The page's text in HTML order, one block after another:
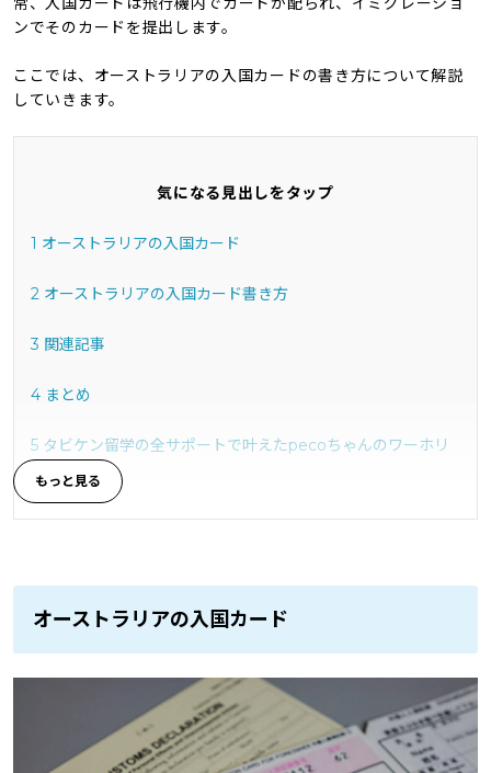
ンでそのカードを提出します。
ここでは、オーストラリアの入国カードの書き方について解説
していきます。
気になる見出しをタップ
1 オーストラリアの入国カード
2 オーストラリアの入国カード書き方
3 関連記事
4 まとめ
5 タビケン留学の全サポートで叶えたpecoちゃんのワーホリ
体験
オーストラリアの入国カード